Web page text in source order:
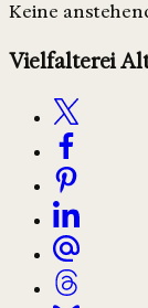
Keine
Vielfalterei